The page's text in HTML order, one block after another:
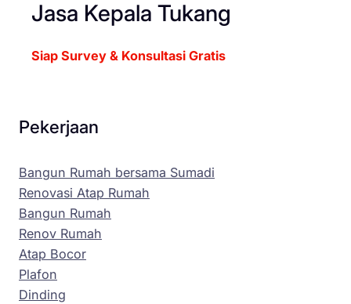
Jasa Kepala Tukang
Siap Survey & Konsultasi Gratis
Pekerjaan
Bangun Rumah bersama Sumadi
Renovasi Atap Rumah
Bangun Rumah
Renov Rumah
Atap Bocor
Plafon
Dinding